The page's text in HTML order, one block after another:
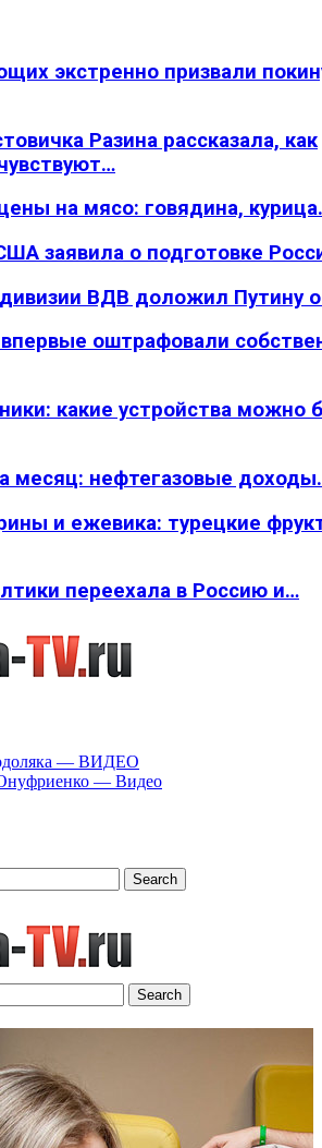
экстренно призвали
Разина рассказала, как
на мясо: говядина,
заявила о подготовке
ВДВ доложил Путину
оштрафовали
какие устройства можно
месяц: нефтегазовые
и ежевика: турецкие
переехала в Россию и…
— ВИДЕО
— Видео
Search
Search